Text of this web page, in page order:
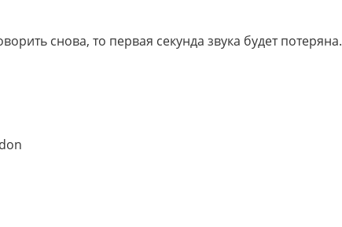
снова, то первая секунда звука будет потеряна.